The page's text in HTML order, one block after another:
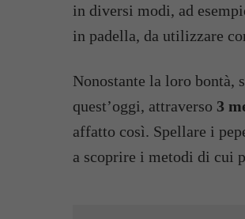
in diversi modi, ad
in padella, da utilizzare
Nonostante la loro bontà,
quest’oggi, attraverso 3
affatto così. Spellare i
a scoprire i metodi di cui